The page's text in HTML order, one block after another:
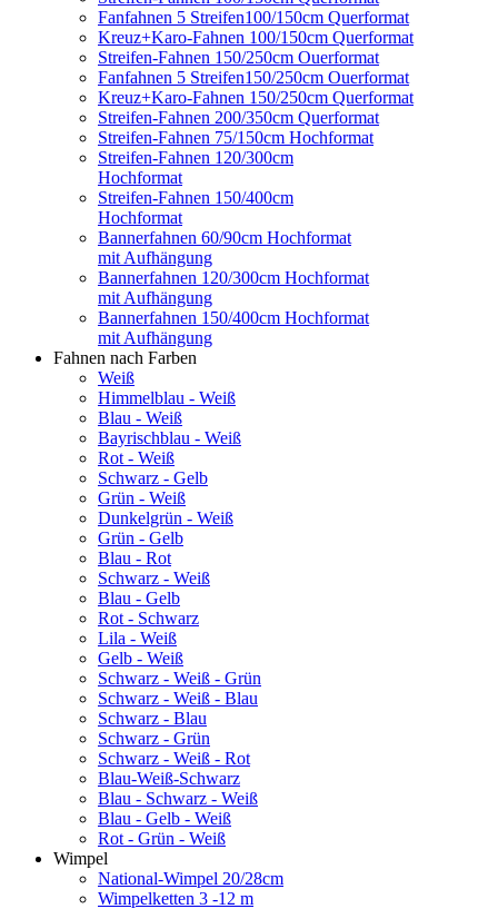
Fanfahnen 5 Streifen100/150cm Querformat
Kreuz+Karo-Fahnen 100/150cm Querformat
Streifen-Fahnen 150/250cm Ouerformat
Fanfahnen 5 Streifen150/250cm Ouerformat
Kreuz+Karo-Fahnen 150/250cm Querformat
Streifen-Fahnen 200/350cm Querformat
Streifen-Fahnen 75/150cm Hochformat
Streifen-Fahnen 120/300cm
Hochformat
Streifen-Fahnen 150/400cm
Hochformat
Bannerfahnen 60/90cm Hochformat
mit Aufhängung
Bannerfahnen 120/300cm Hochformat
mit Aufhängung
Bannerfahnen 150/400cm Hochformat
mit Aufhängung
Fahnen nach Farben
Weiß
Himmelblau - Weiß
Blau - Weiß
Bayrischblau - Weiß
Rot - Weiß
Schwarz - Gelb
Grün - Weiß
Dunkelgrün - Weiß
Grün - Gelb
Blau - Rot
Schwarz - Weiß
Blau - Gelb
Rot - Schwarz
Lila - Weiß
Gelb - Weiß
Schwarz - Weiß - Grün
Schwarz - Weiß - Blau
Schwarz - Blau
Schwarz - Grün
Schwarz - Weiß - Rot
Blau-Weiß-Schwarz
Blau - Schwarz - Weiß
Blau - Gelb - Weiß
Rot - Grün - Weiß
Wimpel
National-Wimpel 20/28cm
Wimpelketten 3 -12 m